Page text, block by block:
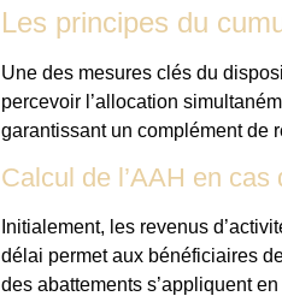
Les principes du
Une des mesures clés du
percevoir l’allocation
garantissant un complément de
Calcul de l’AAH en cas
Initialement, les revenus
délai permet aux bénéficiaires
des abattements s’appliquent